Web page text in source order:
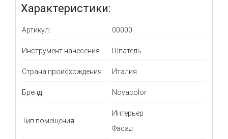
Характеристики:
Артикул: 00000
Инструмент нанесения Шпатель
Страна происхождения Италия
Бренд Novacolor
Тип помещения
Интерьер
Фасад